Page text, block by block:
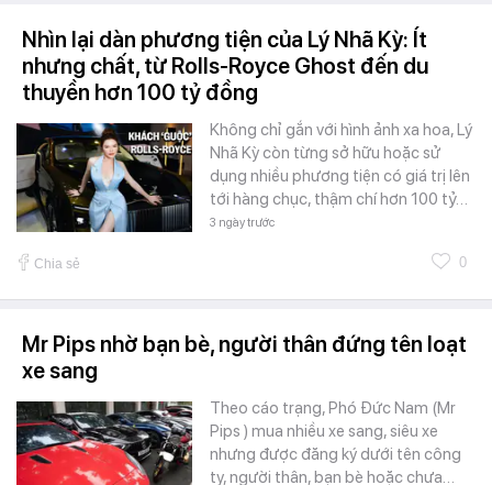
Nhìn lại dàn phương tiện của Lý Nhã Kỳ: Ít
nhưng chất, từ Rolls-Royce Ghost đến du
thuyền hơn 100 tỷ đồng
Không chỉ gắn với hình ảnh xa hoa, Lý
Nhã Kỳ còn từng sở hữu hoặc sử
dụng nhiều phương tiện có giá trị lên
tới hàng chục, thậm chí hơn 100 tỷ…
3 ngày trước
Chia sẻ 0
Mr Pips nhờ bạn bè, người thân đứng tên loạt
xe sang
Theo cáo trạng, Phó Đức Nam (Mr
Pips ) mua nhiều xe sang, siêu xe
nhưng được đăng ký dưới tên công
ty, người thân, bạn bè hoặc chưa…